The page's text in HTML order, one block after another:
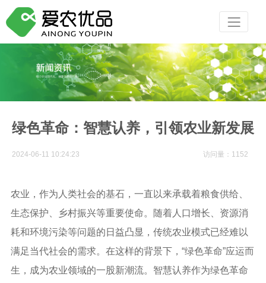
绿色革命：智慧认养，引领农业新发展
2024-06-11 10:24:23 访问量：1152
农业，作为人类社会的基石，一直以来承载着粮食供给、
生态保护、乡村振兴等重要使命。随着人口增长、资源消
耗和环境污染等问题的日益凸显，传统农业模式已经难以
满足当代社会的需求。在这样的背景下，“绿色革命”应运而
生，成为农业领域的一股新潮流。智慧认养作为绿色革命